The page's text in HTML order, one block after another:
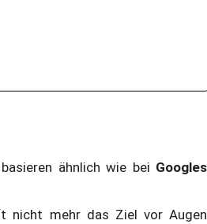
ähnlich wie bei Googles
nicht mehr das Ziel vor Augen